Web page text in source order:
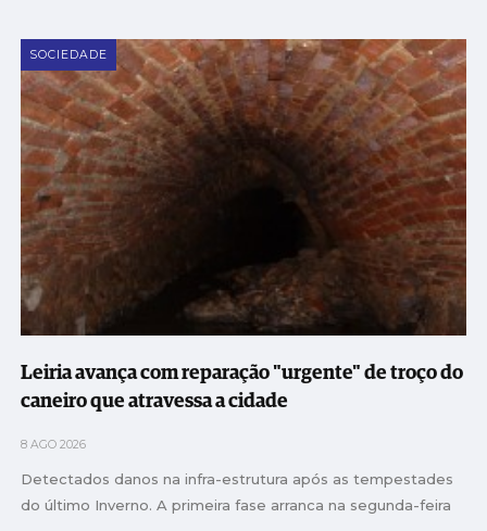
SOCIEDADE
Leiria avança com reparação "urgente" de troço do
caneiro que atravessa a cidade
8 AGO 2026
Detectados danos na infra-estrutura após as tempestades
do último Inverno. A primeira fase arranca na segunda-feira